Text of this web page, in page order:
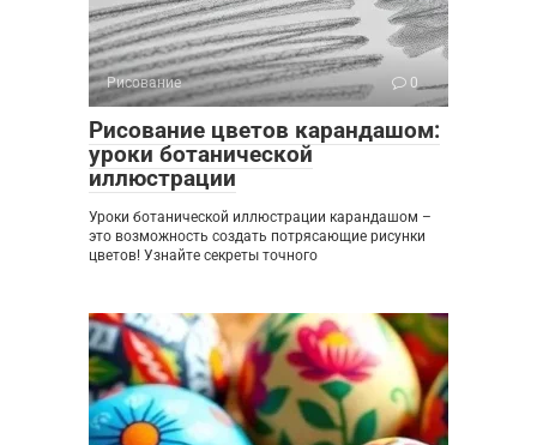
Рисование 0
Рисование цветов карандашом:
уроки ботанической
иллюстрации
Уроки ботанической иллюстрации карандашом –
это возможность создать потрясающие рисунки
цветов! Узнайте секреты точного